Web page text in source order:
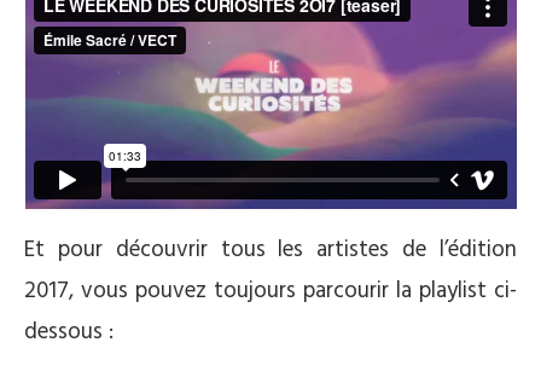
Et pour découvrir tous les artistes de l’édition
2017, vous pouvez toujours parcourir la playlist ci-
dessous :